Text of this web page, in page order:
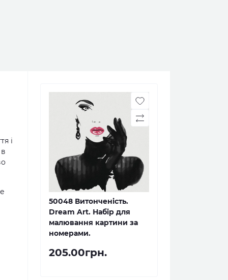
і
50048 Витонченість.
Dream Art. Набір для
малювання картини за
номерами.
205.00грн.